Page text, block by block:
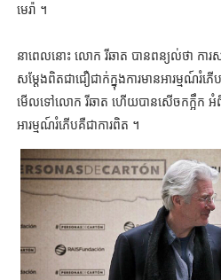
មេរ៉ា ។
នាពេលនោះ លោក រីឆាត បានពន្យល់ថា ការស
សម្ដែងពិតជាជឿជាក់ក្នុងការមានអារម្មណ៍រំភ
មើលទៅលោក រីឆាត ហើយបានសើចកក្អឹក
អារម្មណ៍រំភើបគឺជាការពិត ។